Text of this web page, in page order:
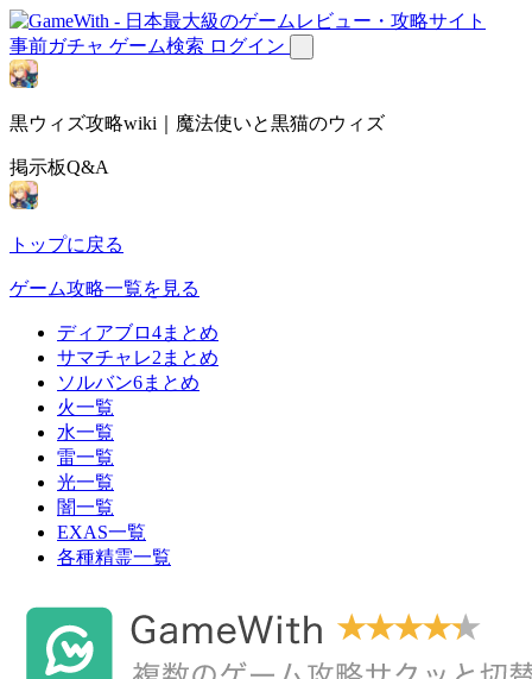
事前ガチャ ゲーム検索 ログイン
黒ウィズ攻略wiki｜魔法使いと黒猫のウィズ
掲示板Q&A
トップに戻る
ゲーム攻略一覧を見る
ディアブロ4まとめ
サマチャレ2まとめ
ソルバン6まとめ
火一覧
水一覧
雷一覧
光一覧
闇一覧
EXAS一覧
各種精霊一覧